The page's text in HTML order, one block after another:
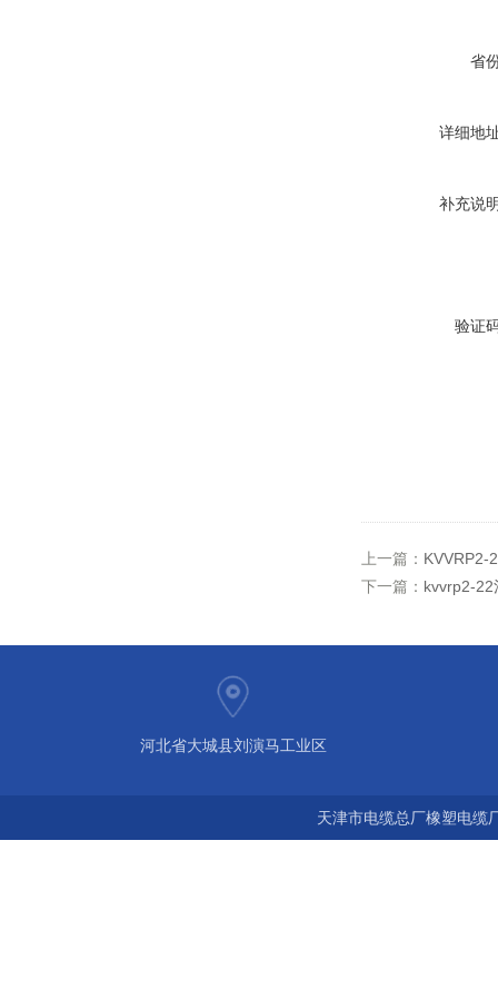
省
详细地
补充说
验证
上一篇： KVVRP2-
下一篇： kvvrp2-22
河北省大城县刘演马工业区
天津市电缆总厂橡塑电